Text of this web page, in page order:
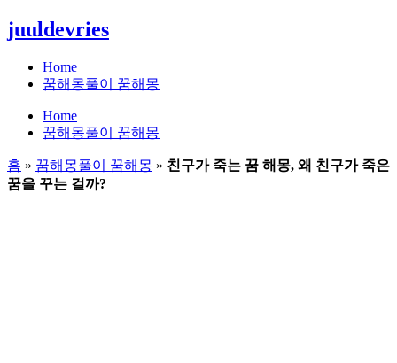
콘
텐
juuldevries
Home
꿈해몽풀이 꿈해몽
Home
꿈해몽풀이 꿈해몽
홈 » 꿈해몽풀이 꿈해몽 » 친구가 죽는 꿈 해몽, 왜 친구가 죽은
꿈을 꾸는 걸까?